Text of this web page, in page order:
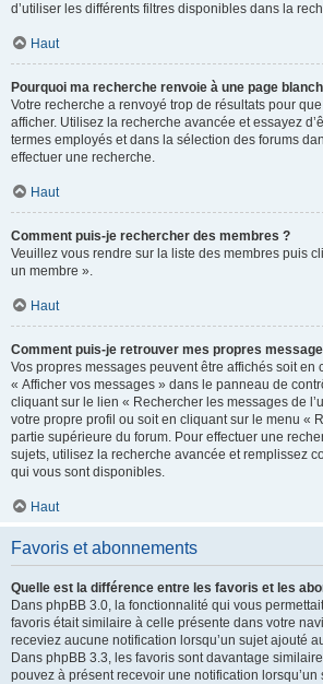
d’utiliser les différents filtres disponibles dans la
Haut
Pourquoi ma recherche renvoie à une page
Votre recherche a renvoyé trop de résultats pour
afficher. Utilisez la recherche avancée et essayez
termes employés et dans la sélection des forums
effectuer une recherche.
Haut
Comment puis-je rechercher des membres ?
Veuillez vous rendre sur la liste des membres puis
un membre ».
Haut
Comment puis-je retrouver mes propres
Vos propres messages peuvent être affichés soit en
« Afficher vos messages » dans le panneau de
cliquant sur le lien « Rechercher les messages de
votre propre profil ou soit en cliquant sur le menu «
partie supérieure du forum. Pour effectuer une
sujets, utilisez la recherche avancée et remplissez
qui vous sont disponibles.
Haut
Favoris et abonnements
Quelle est la différence entre les favoris et les
Dans phpBB 3.0, la fonctionnalité qui vous
favoris était similaire à celle présente dans votre
receviez aucune notification lorsqu’un sujet ajouté
Dans phpBB 3.3, les favoris sont davantage
pouvez à présent recevoir une notification